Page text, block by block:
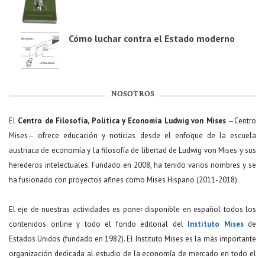
Cómo luchar contra el Estado moderno
NOSOTROS
El Centro de Filosofía, Política y Economía Ludwig von Mises—Centro
Mises— ofrece educación y noticias desde el enfoque de la escuela
austriaca de economía y la filosofía de libertad de Ludwig von Mises y sus
herederos intelectuales. Fundado en 2008, ha tenido varios nombres y se
ha fusionado con proyectos afines como Mises Hispano (2011-2018).
El eje de nuestras actividades es poner disponible en español todos los
contenidos online y todo el fondo editorial del Instituto Misesde
Estados Unidos (fundado en 1982). El Instituto Mises es la más importante
organización dedicada al estudio de la economía de mercado en todo el